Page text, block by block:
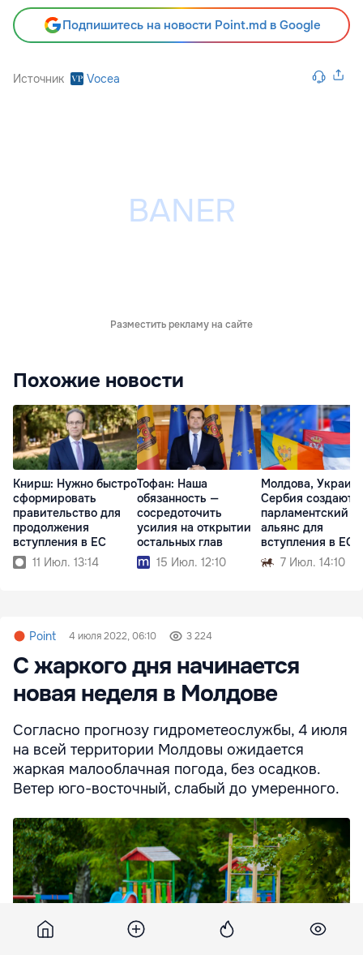
Подпишитесь на новости Point.md в Google
Источник Vocea
Разместить рекламу на сайте
Похожие новости
Книрш: Нужно быстро
сформировать
правительство для
продолжения
вступления в ЕС
11 Июл. 13:14
Тофан: Наша
обязанность —
сосредоточить
усилия на открытии
остальных глав
15 Июл. 12:10
Молдова,
Сербия создают
парламентский
альянс для
вступления в ЕС
7 Июл. 14:10
Point 4 июля 2022, 06:10 3 224
С жаркого дня начинается
новая неделя в Молдове
Согласно прогнозу гидрометеослужбы, 4 июля
на всей территории Молдовы ожидается
жаркая малооблачная погода, без осадков.
Ветер юго-восточный, слабый до умеренного.